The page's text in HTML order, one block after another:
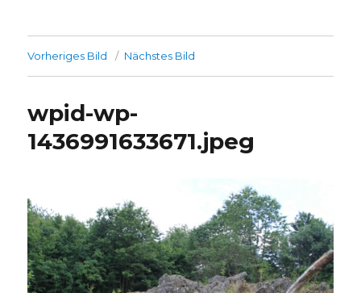
Vorheriges Bild Nächstes Bild
wpid-wp-
1436991633671.jpeg